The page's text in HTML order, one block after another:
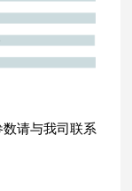
请与我司联系